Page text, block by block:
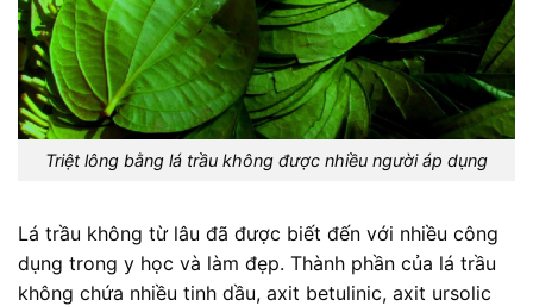
Triệt lông bằng lá trầu không được nhiều người áp dụng
Lá trầu không từ lâu đã được biết đến với nhiều công
dụng trong y học và làm đẹp. Thành phần của lá trầu
không chứa nhiều tinh dầu, axit betulinic, axit ursolic